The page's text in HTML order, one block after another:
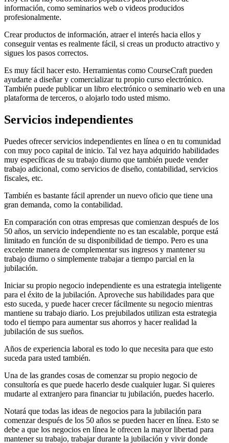
información, como seminarios web o videos producidos
profesionalmente.
Crear productos de información, atraer el interés hacia ellos y
conseguir ventas es realmente fácil, si creas un producto atractivo y
sigues los pasos correctos.
Es muy fácil hacer esto. Herramientas como CourseCraft pueden
ayudarte a diseñar y comercializar tu propio curso electrónico.
También puede publicar un libro electrónico o seminario web en una
plataforma de terceros, o alojarlo todo usted mismo.
Servicios independientes
Puedes ofrecer servicios independientes en línea o en tu comunidad
con muy poco capital de inicio. Tal vez haya adquirido habilidades
muy específicas de su trabajo diurno que también puede vender
trabajo adicional, como servicios de diseño, contabilidad, servicios
fiscales, etc.
También es bastante fácil aprender un nuevo oficio que tiene una
gran demanda, como la contabilidad.
En comparación con otras empresas que comienzan después de los
50 años, un servicio independiente no es tan escalable, porque está
limitado en función de su disponibilidad de tiempo. Pero es una
excelente manera de complementar sus ingresos y mantener su
trabajo diurno o simplemente trabajar a tiempo parcial en la
jubilación.
Iniciar su propio negocio independiente es una estrategia inteligente
para el éxito de la jubilación. Aproveche sus habilidades para que
esto suceda, y puede hacer crecer fácilmente su negocio mientras
mantiene su trabajo diario. Los prejubilados utilizan esta estrategia
todo el tiempo para aumentar sus ahorros y hacer realidad la
jubilación de sus sueños.
Años de experiencia laboral es todo lo que necesita para que esto
suceda para usted también.
Una de las grandes cosas de comenzar su propio negocio de
consultoría es que puede hacerlo desde cualquier lugar. Si quieres
mudarte al extranjero para financiar tu jubilación, puedes hacerlo.
Notará que todas las ideas de negocios para la jubilación para
comenzar después de los 50 años se pueden hacer en línea. Esto se
debe a que los negocios en línea le ofrecen la mayor libertad para
mantener su trabajo, trabajar durante la jubilación y vivir donde